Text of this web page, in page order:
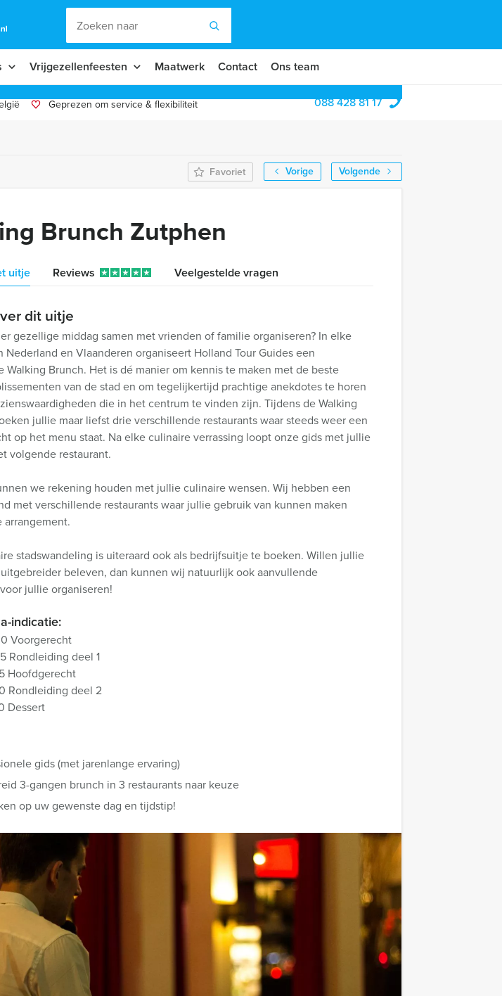
Vrijgezellenfeesten Maatwerk Contact Ons team
Geprezen om service & flexibiliteit 088 428 81 17
Vorige
Volgende
Favoriet
Brunch Zutphen
uitje Reviews Veelgestelde vragen
dit uitje
gezellige middag samen met vrienden of familie organiseren? In elke
Nederland en Vlaanderen organiseert Holland Tour Guides een
Walking Brunch. Het is dé manier om kennis te maken met de beste
van de stad en om tegelijkertijd prachtige anekdotes te horen
die in het centrum te vinden zijn. Tijdens de Walking
jullie maar liefst drie verschillende restaurants waar steeds weer een
op het menu staat. Na elke culinaire verrassing loopt onze gids met jullie
volgende restaurant.
we rekening houden met jullie culinaire wensen. Wij hebben een
met verschillende restaurants waar jullie gebruik van kunnen maken
stadswandeling is uiteraard ook als bedrijfsuitje te boeken. Willen jullie
beleven, dan kunnen wij natuurlijk ook aanvullende
jullie organiseren!
indicatie:
Voorgerecht
Rondleiding deel 1
Hoofdgerecht
Rondleiding deel 2
Dessert
gids (met jarenlange ervaring)
3-gangen brunch in 3 restaurants naar keuze
op uw gewenste dag en tijdstip!